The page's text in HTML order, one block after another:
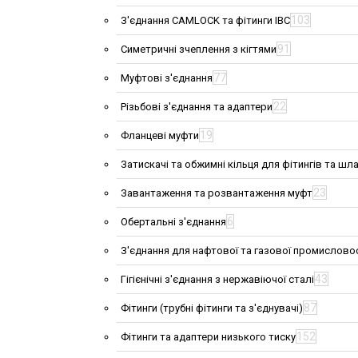
З'єднання CAMLOCK та фітинги IBC 103
Симетричні зчеплення з кігтями 91
Муфтові з'єднання 77
Різьбові з'єднання та адаптери 22
Фланцеві муфти 19
Затискачі та обжимні кільця для фітингів та
Завантаження та розвантаження муфт23
Обертальні з'єднання 6
З'єднання для нафтової та газової
Гігієнічні з'єднання з нержавіючої сталі43
Фітинги (трубні фітинги та з'єднувачі) 87
Фітинги та адаптери низького тиску 152